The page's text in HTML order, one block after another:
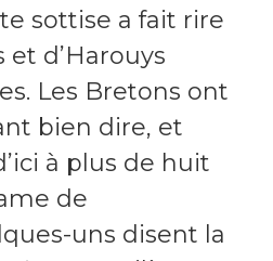
sottise a fait rire
et d’Harouys
Les Bretons ont
bien dire, et
à plus de huit
de
uns disent la